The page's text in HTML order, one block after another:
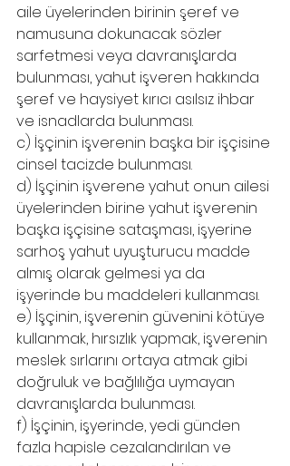
aile üyelerinden birinin şeref ve
namusuna dokunacak sözler
sarfetmesi veya davranışlarda
bulunması, yahut işveren hakkında
şeref ve haysiyet kırıcı asılsız ihbar
ve isnadlarda bulunması.
c) İşçinin işverenin başka bir işçisine
cinsel tacizde bulunması.
d) İşçinin işverene yahut onun ailesi
üyelerinden birine yahut işverenin
başka işçisine sataşması, işyerine
sarhoş yahut uyuşturucu madde
almış olarak gelmesi ya da
işyerinde bu maddeleri kullanması.
e) İşçinin, işverenin güvenini kötüye
kullanmak, hırsızlık yapmak, işverenin
meslek sırlarını ortaya atmak gibi
doğruluk ve bağlılığa uymayan
davranışlarda bulunması.
f) İşçinin, işyerinde, yedi günden
fazla hapisle cezalandırılan ve